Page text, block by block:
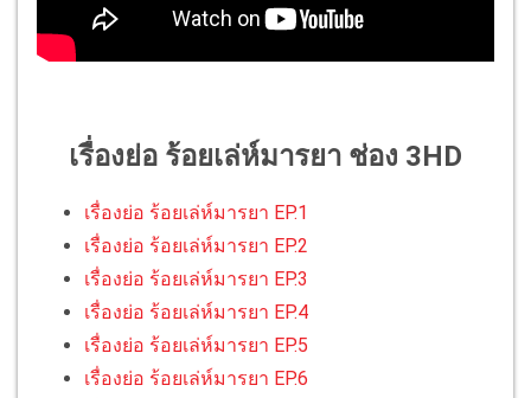
เรื่องย่อ ร้อยเล่ห์มารยา ช่อง 3HD
เรื่องย่อ ร้อยเล่ห์มารยา EP.1
เรื่องย่อ ร้อยเล่ห์มารยา EP.2
เรื่องย่อ ร้อยเล่ห์มารยา EP.3
เรื่องย่อ ร้อยเล่ห์มารยา EP.4
เรื่องย่อ ร้อยเล่ห์มารยา EP.5
เรื่องย่อ ร้อยเล่ห์มารยา EP.6